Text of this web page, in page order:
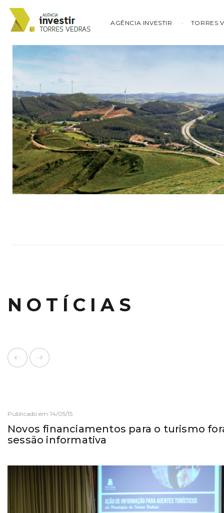
AGÊNCIA INVESTIR TORRES
NOTÍCIAS
Publicado em 14/05/15
Novos financiamentos para o turismo
sessão informativa